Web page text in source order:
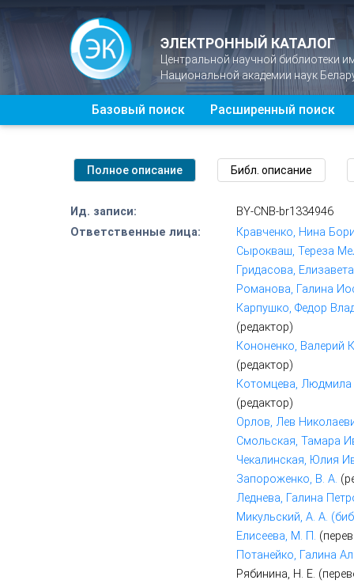
ЭЛЕКТРОННЫЙ КАТАЛОГ
Центральной научной библиотеки
Национальной академии наук
Базовый поиск Расширенный поиск
Ид. записи:
BY-CNB-br1334946
Ответственные лица:
Кравченко, Нина
Сырокваш, Тереза
Гридасова,
Романова, Галина
Карпушко, Федор
(редактор)
Кононенко, Валерий
(редактор)
Котомцева, Людмила
(редактор)
Орлов, Лев
Смольская, Тамара
Чекалинская, Юлия
Запороженко, В. А.
Леднева, Галина
Микульский, А. А.
Елисеева, М. П.
Потанейко, Галина
Рябинина, Н. Е.